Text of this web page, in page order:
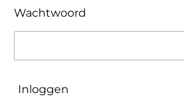
Wachtwoord
Inloggen